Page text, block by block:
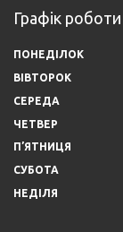
Графік роботи
ПОНЕДІЛОК
ВІВТОРОК
СЕРЕДА
ЧЕТВЕР
ПʼЯТНИЦЯ
СУБОТА
НЕДІЛЯ